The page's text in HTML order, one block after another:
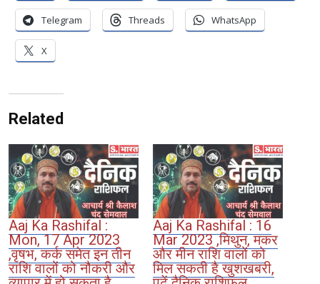
Telegram Threads WhatsApp
X
Related
Aaj Ka Rashifal :
Mon, 17 Apr 2023
,वृषभ, कर्क समेत इन तीन
राशि वालों को नौकरी और
Aaj Ka Rashifal : 16
Mar 2023 ,मिथुन, मकर
और मीन राशि वालों को
मिल सकती है खुशखबरी,